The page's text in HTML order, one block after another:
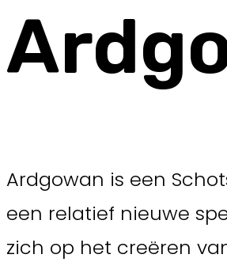
Ardgowan is een
een relatief nieuwe
zich op het creëren